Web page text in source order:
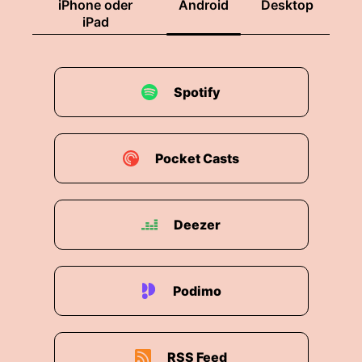
00:02:07: Millionen fund das sind siebzehn, drei
00:02:12: und im pengar des wuchsgilds ist
00:02:19: Anlass war dass reddit person
bezogen der datum von kindern nicht
rechtmäßig verarbeitet hat, da greifen wir so ein
heute auch noch ein bisschen weiterführen
00:02:31: Wie gehen wir um mit Kindern?
00:02:35: Wie sieht das aus mit Altersprüfung?
00:02:38: Da wollen wir gleich noch ein bißchen
iPhone oder
iPad
Android Desktop
Spotify
Pocket Casts
Deezer
Podimo
RSS Feed